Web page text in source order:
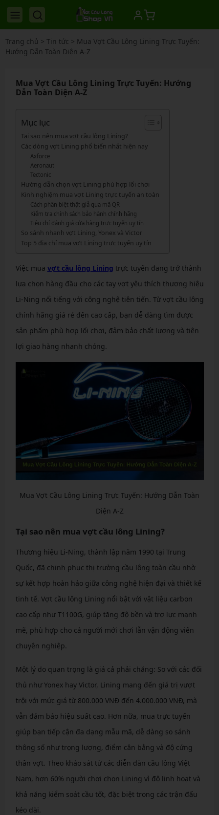
Trang chủ > Tin tức > Mua Vợt Cầu Lông Lining Trực Tuyến:
Hướng Dẫn Toàn Diện A-Z
Mua Vợt Cầu Lông Lining Trực Tuyến: Hướng
Dẫn Toàn Diện A-Z
Mục lục
Tại sao nên mua vợt cầu lông Lining?
Các dòng vợt Lining phổ biến nhất hiện nay
Axforce
Aeronaut
Tectonic
Hướng dẫn chọn vợt Lining phù hợp lối chơi
Kinh nghiệm mua vợt Lining trực tuyến an toàn
Cách phân biệt thật giả qua mã QR
Kiểm tra chính sách bảo hành chính hãng
Tiêu chí đánh giá cửa hàng trực tuyến uy tín
So sánh nhanh vợt Lining, Yonex và Victor
Top 5 địa chỉ mua vợt Lining trực tuyến uy tín
Việc mua vợt cầu lông Lining trực tuyến đang trở thành
lựa chọn hàng đầu cho các tay vợt yêu thích thương hiệu
Li-Ning nổi tiếng với công nghệ tiên tiến. Từ vợt cầu lông
chính hãng giá rẻ đến cao cấp, bạn dễ dàng tìm được
sản phẩm phù hợp lối chơi, đảm bảo chất lượng và tiện
lợi giao hàng nhanh chóng.
Mua Vợt Cầu Lông Lining Trực Tuyến: Hướng Dẫn Toàn
Diện A-Z
Tại sao nên mua vợt cầu lông Lining?
Thương hiệu Li-Ning, thành lập năm 1990 tại Trung
Quốc, đã chinh phục thị trường cầu lông toàn cầu nhờ
sự kết hợp hoàn hảo giữa công nghệ hiện đại và thiết kế
tinh tế. Vợt cầu lông Lining nổi bật với vật liệu carbon
cao cấp như T1100G, giúp tăng độ bền và trợ lực mạnh
mẽ, phù hợp cho cả người mới chơi lẫn vận động viên
chuyên nghiệp.
Một lý do quan trọng là giá cả phải chăng: So với các đối
thủ như Yonex hay Victor, Lining mang đến giá trị vượt
trội với mức giá từ 800.000 VNĐ đến 4.000.000 VNĐ, mà
vẫn đảm bảo hiệu suất cao. Hơn nữa, mua trực tuyến
giúp bạn tiếp cận đa dạng mẫu mã, dễ dàng so sánh
thông số như trọng lượng, điểm cân bằng và độ cứng
thân vợt. Theo khảo sát từ các diễn đàn cầu lông Việt
Nam, hơn 60% người chơi chọn Lining vì độ linh hoạt và
khả năng kiểm soát cầu tốt, đặc biệt trong các trận đấu
kéo dài.